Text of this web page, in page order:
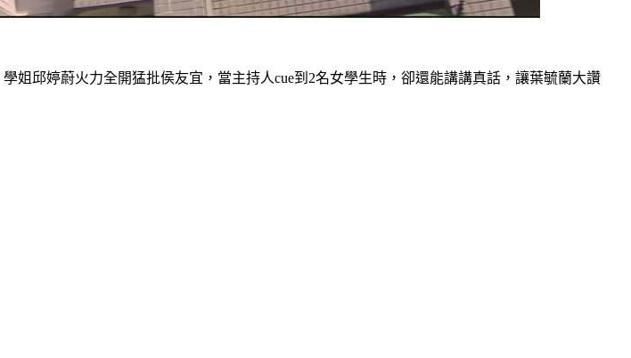
邱婷蔚火力全開猛批侯友宜，當主持人cue到2名女學生時，卻還能講講真話，讓葉毓蘭大讚